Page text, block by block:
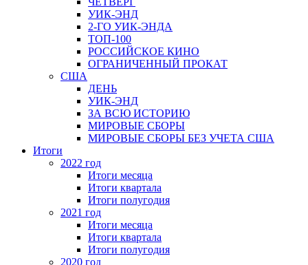
УИК-ЭНД
2-ГО УИК-ЭНДА
ТОП-100
РОССИЙСКОЕ КИНО
ОГРАНИЧЕННЫЙ ПРОКАТ
США
ДЕНЬ
УИК-ЭНД
ЗА ВСЮ ИСТОРИЮ
МИРОВЫЕ СБОРЫ
МИРОВЫЕ СБОРЫ БЕЗ УЧЕТА США
Итоги
2022 год
Итоги месяца
Итоги квартала
Итоги полугодия
2021 год
Итоги месяца
Итоги квартала
Итоги полугодия
2020 год